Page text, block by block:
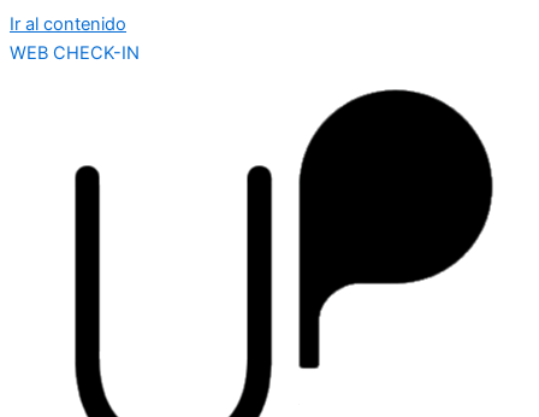
Ir al contenido
WEB CHECK-IN